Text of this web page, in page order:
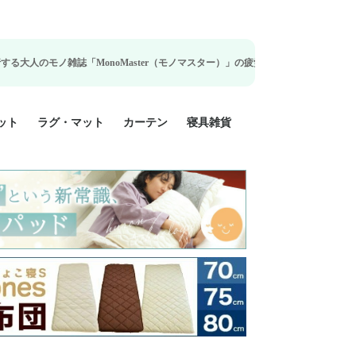
「MonoMaster（モノマスター）」の疲労回復・睡眠の向上特集に当社のリカ
掛け布団カバー
掛け布団カバー
ロング 掛け布団
ル 掛け布団カバ
掛け布団カバー
ング 掛け布団カ
掛け布団カバー
け布団カバー
敷布団カバー
グル 敷布団カバ
敷布団カバー
ロング 敷布団カ
敷布団カバー
枕カバー
枕カバー
枕カバー
枕カバー
BOXシーツ
ロング BOXシー
ル BOXシーツ
BOXシーツ
ロング BOXシー
点セット
点セット
ト
ズ
イズ
サイズ
ズ
100%
ラグ・マット カーテン
既成カーテンのサイズ
遮光カーテン
レース・シアーカーテン
Disney ディズニーカーテ
ン
MOOMIN ムーミンカーテ
ン
PEANUTS ピーナツカー
テン (SNOOPY スヌーピ
ー)
寝具雑貨
美容・化粧品
シルク寝具・雑貨
HURONテクノロジー リ
カバリー寝具
ソファカバー
ひざ掛け
パジャマ
クッション
玄関・フロアーマット
ペット用ベッド
インテリア
その他寝具雑貨